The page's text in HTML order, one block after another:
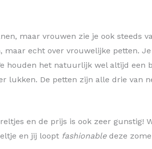
maar vrouwen zie je ook steeds
maar echt over vrouwelijke petten.
houden het natuurlijk wel altijd een
lukken. De petten zijn alle drie van
en de prijs is ook zeer gunstig!
en jij loopt fashionable deze